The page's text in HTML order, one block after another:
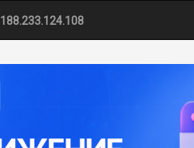
188.233.124.108